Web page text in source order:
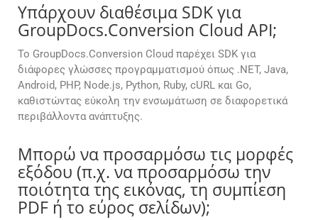
Υπάρχουν διαθέσιμα SDK για
GroupDocs.Conversion Cloud API;
Το GroupDocs.Conversion Cloud παρέχει SDK για
διάφορες γλώσσες προγραμματισμού όπως .NET, Java,
Android, PHP, Node.js, Python, Ruby, cURL και Go,
καθιστώντας εύκολη την ενσωμάτωση σε διαφορετικά
περιβάλλοντα ανάπτυξης.
Μπορώ να προσαρμόσω τις μορφές
εξόδου (π.χ. να προσαρμόσω την
ποιότητα της εικόνας, τη συμπίεση
PDF ή το εύρος σελίδων);